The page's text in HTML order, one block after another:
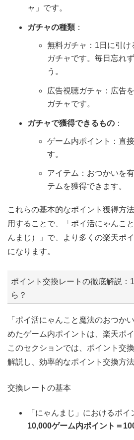
ャ」です。
ガチャの種類：
無料ガチャ：1日に引け
ガチャです。毎日忘れ
う。
広告視聴ガチャ：広告
ガチャです。
ガチャで獲得できるもの ：
ゲーム内ポイント：直
す。
アイテム：おつかいを
テムを獲得できます。
これらの基本的なポイント獲得方
用することで、「ポイ活にゃんこ
んまじ）」で、より多くの楽天ポ
になります。
ポイント交換レートの徹底解説：
ら？
「ポイ活にゃんこと魔法のおつか
めたゲーム内ポイントは、楽天ポ
このセクションでは、ポイント交
解説し、効率的なポイント交換方
交換レートの基本
「にゃんまじ」におけるポイ
10,000ゲーム内ポイント＝